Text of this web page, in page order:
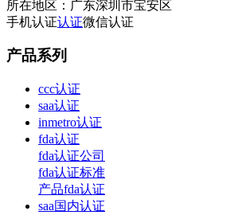
所在地区： 广东深圳市宝安区
手机认证认证微信认证
产品系列
ccc认证
saa认证
inmetro认证
fda认证
fda认证公司
fda认证标准
产品fda认证
saa国内认证